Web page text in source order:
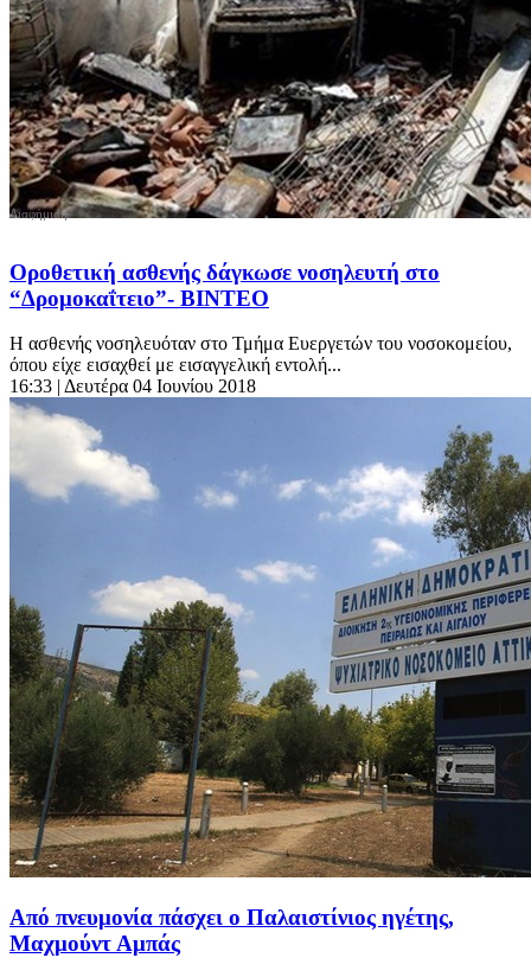
Οροθετική ασθενής δάγκωσε νοσηλευτή στο
“Δρομοκαΐτειο”- ΒΙΝΤΕΟ
Η ασθενής νοσηλευόταν στο Τμήμα Ευεργετών του νοσοκομείου,
όπου είχε εισαχθεί με εισαγγελική εντολή...
16:33 | Δευτέρα 04 Ιουνίου 2018
Από πνευμονία πάσχει ο Παλαιστίνιος ηγέτης,
Μαχμούντ Αμπάς